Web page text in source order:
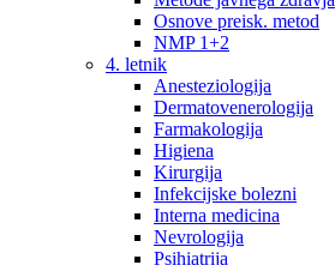
Osnove preisk. metod
NMP 1+2
4. letnik
Anesteziologija
Dermatovenerologija
Farmakologija
Higiena
Kirurgija
Infekcijske bolezni
Interna medicina
Nevrologija
Psihiatrija